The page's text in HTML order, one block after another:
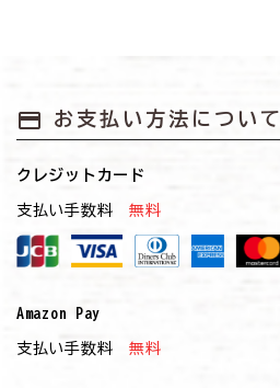
payment お支払い方法について
クレジットカード
支払い手数料 無料
Amazon Pay
支払い手数料 無料